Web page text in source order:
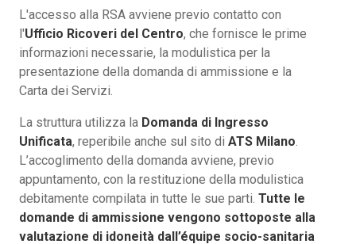
L'accesso alla RSA avviene previo contatto con
l'Ufficio Ricoveri del Centro, che fornisce le prime
informazioni necessarie, la modulistica per la
presentazione della domanda di ammissione e la
Carta dei Servizi.
La struttura utilizza la Domanda di Ingresso
Unificata, reperibile anche sul sito di ATS Milano
L’accoglimento della domanda avviene, previo
appuntamento, con la restituzione della modulistica
debitamente compilata in tutte le sue parti. Tutte le
domande di ammissione vengono sottoposte alla
valutazione di idoneità dall’équipe socio-sanitaria